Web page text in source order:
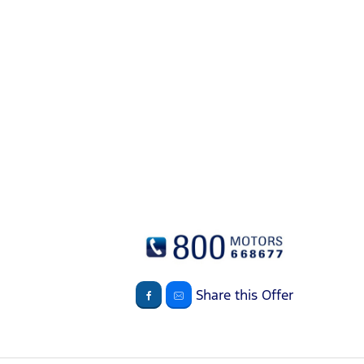
Share this Offer